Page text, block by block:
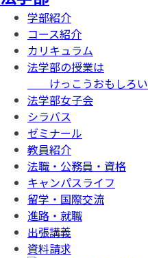
学部紹介
コース紹介
カリキュラム
法学部の授業は
けっこうおもしろい
法学部女子会
シラバス
ゼミナール
教員紹介
法職・公務員・資格
キャンパスライフ
留学・国際交流
進路・就職
出張講義
資料請求